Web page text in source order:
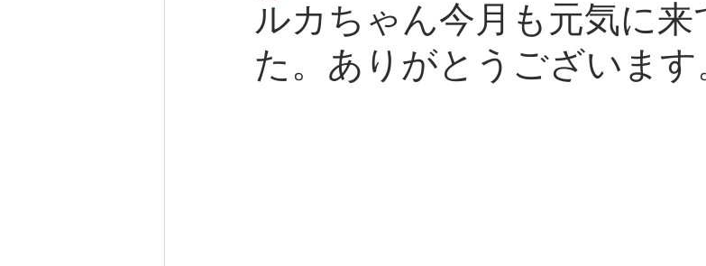
ルカちゃん今月も元気に来
た。ありがとうございます